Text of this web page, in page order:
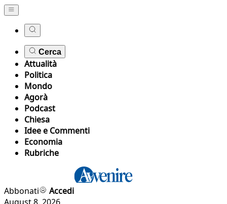
Cerca
Attualità
Politica
Mondo
Agorà
Podcast
Chiesa
Idee e Commenti
Economia
Rubriche
Abbonati
Accedi